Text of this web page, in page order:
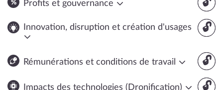
Profits et gouvernance
🔓
Innovation, disruption et création d'usages
🔓
Rémunérations et conditions de travail
🔓
Impacts des technologies (Dronification)